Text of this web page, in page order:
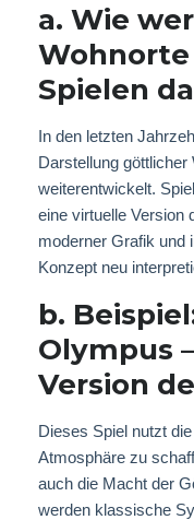
a. Wie
Spielen
In den letzten
Darstellung göttlicher
weiterentwickelt.
eine virtuelle Version
moderner Grafik und
Konzept neu
b.
Olympus
Version
Dieses Spiel nutzt
Atmosphäre zu
auch die Macht der
werden klassische